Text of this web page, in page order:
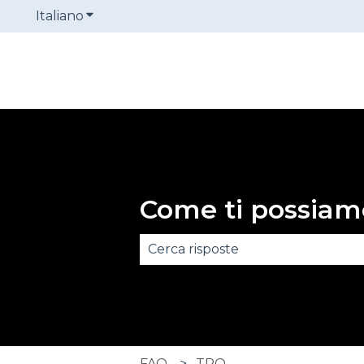
Italiano Mostra sottomenu per le traduzioni
Come ti